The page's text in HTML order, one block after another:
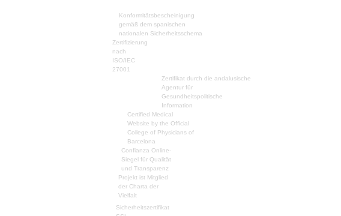
Konformitätsbescheinigung
gemäß dem spanischen
nationalen Sicherheitsschema
Zertifizierung
nach
ISO/IEC
27001
Zertifikat durch die andalusische
Agentur für
Gesundheitspolitische
Information
Certified Medical
Website by the Official
College of Physicians of
Barcelona
Confianza Online-
Siegel für Qualität
und Transparenz
Projekt ist Mitglied
der Charta der
Vielfalt
Sicherheitszertifikat